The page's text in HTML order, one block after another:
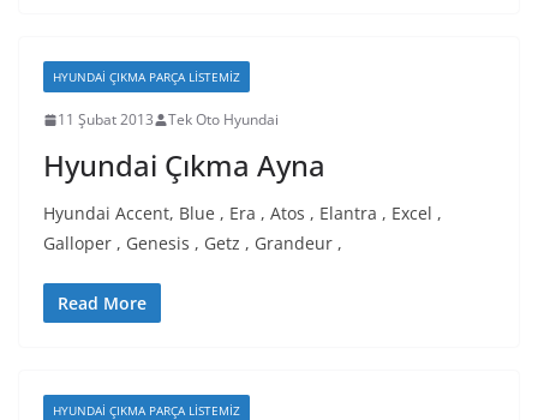
HYUNDAI ÇIKMA PARÇA LISTEMIZ
11 Şubat 2013 Tek Oto Hyundai
Hyundai Çıkma Ayna
Hyundai Accent, Blue , Era , Atos , Elantra , Excel ,
Galloper , Genesis , Getz , Grandeur ,
Read More
HYUNDAI ÇIKMA PARÇA LISTEMIZ